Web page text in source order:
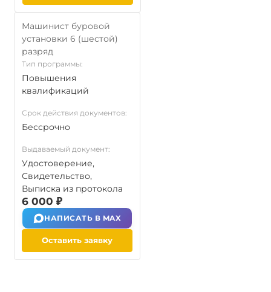
Машинист буровой
установки 6 (шестой)
разряд
Тип программы:
Повышения
квалификаций
Срок действия документов:
Бессрочно
Выдаваемый документ:
Удостоверение,
Свидетельство,
Выписка из протокола
6 000 ₽
НАПИСАТЬ В MAX
Оставить заявку